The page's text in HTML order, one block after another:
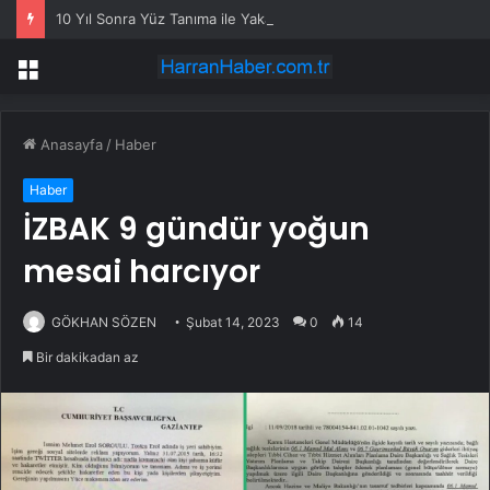
10 Yıl Sonra Yüz Tanıma ile Yakalandı
Menü
Anasayfa / Haber
Haber
İZBAK 9 gündür yoğun
mesai harcıyor
GÖKHAN SÖZEN Şubat 14, 2023 0 14
Bir dakikadan az